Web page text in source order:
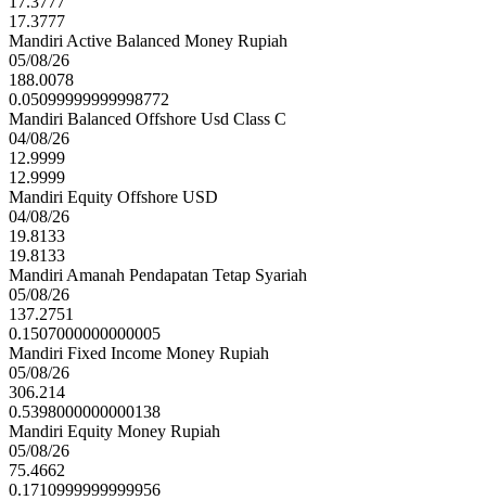
17.3777
Mandiri Active Balanced Money Rupiah
05/08/26
188.0078
0.05099999999998772
Mandiri Balanced Offshore Usd Class C
04/08/26
12.9999
12.9999
Mandiri Equity Offshore USD
04/08/26
19.8133
19.8133
Mandiri Amanah Pendapatan Tetap Syariah
05/08/26
137.2751
0.1507000000000005
Mandiri Fixed Income Money Rupiah
05/08/26
306.214
0.5398000000000138
Mandiri Equity Money Rupiah
05/08/26
75.4662
0.1710999999999956